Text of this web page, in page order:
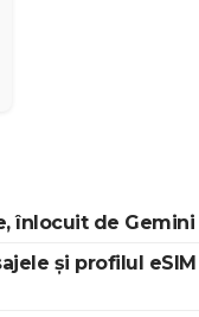
înlocuit de Gemini
și profilul